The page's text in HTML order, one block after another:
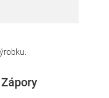
Zápory